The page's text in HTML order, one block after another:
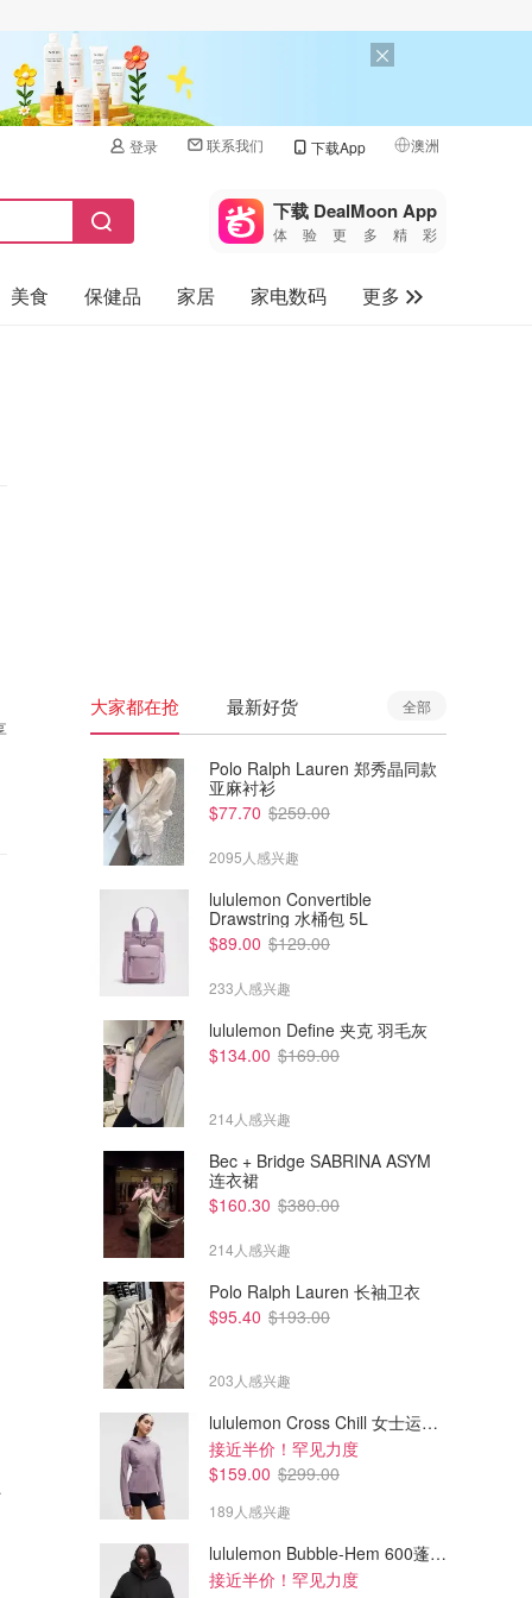
登录 联系我们 下载App 澳洲
🇺🇸
🇨🇳 中国
🇨🇦加拿大
下载 DealMoon App
体验更多精彩
美食 保健品 家居 家电数码
更多
色 耳钉戒指套装
$123.00 $195.00
大家都在抢 最新好货 全部
Polo Ralph Lauren 郑秀晶同款
亚麻衬衫
$77.70 $259.00
2095人感兴趣
lululemon Convertible
Drawstring 水桶包 5L
$89.00 $129.00
233人感兴趣
lululemon Define 夹克 羽毛灰
$134.00 $169.00
214人感兴趣
Bec + Bridge SABRINA ASYM
连衣裙
$160.30 $380.00
214人感兴趣
Polo Ralph Lauren 长袖卫衣
$95.40 $193.00
203人感兴趣
lululemon Cross Chill 女士运动外套
接近半价！罕见力度
$159.00 $299.00
189人感兴趣
lululemon Bubble-Hem 600蓬松羽绒夹克
接近半价！罕见力度